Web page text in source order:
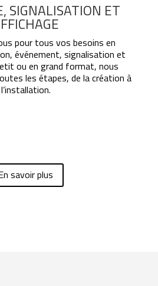
SIGNALISATION ET
pour tous vos besoins en
événement, signalisation et
ou en grand format, nous
les étapes, de la création à
l’installation.
savoir plus